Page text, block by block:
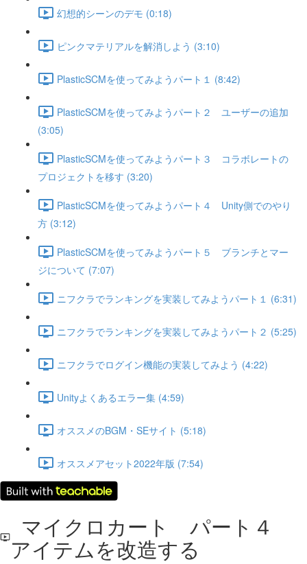
幻想的シーンのデモ (0:18)
ピンクマテリアルを解消しよう (3:10)
PlasticSCMを使ってみようパート１ (8:42)
PlasticSCMを使ってみようパート２ ユーザーの追加
(3:05)
PlasticSCMを使ってみようパート３ コラボレートの
プロジェクトを移す (3:20)
PlasticSCMを使ってみようパート４ Unity側でのやり
方 (3:12)
PlasticSCMを使ってみようパート５ ブランチとマー
ジについて (7:07)
ニフクラでランキングを実装してみようパート１ (6:31)
ニフクラでランキングを実装してみようパート２ (5:25)
ニフクラでログイン機能の実装してみよう (4:22)
Unityよくあるエラー集 (4:59)
オススメのBGM・SEサイト (5:18)
オススメアセット2022年版 (7:54)
マイクロカート パート４
アイテムを改造する